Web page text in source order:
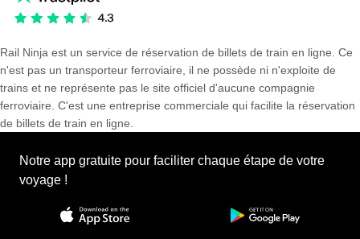
Rail Ninja est un service de réservation de billets de train en ligne. Ce
n'est pas un transporteur ferroviaire, il ne possède ni n'exploite de
trains et ne représente pas le site officiel d'aucune compagnie
ferroviaire. C'est une entreprise commerciale qui facilite la réservation
de billets de train en ligne.
Notre app gratuite pour faciliter chaque étape de votre
voyage !